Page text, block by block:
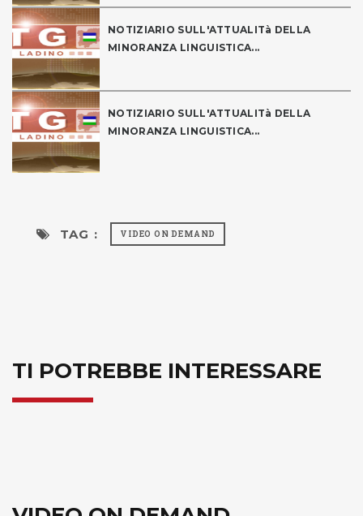
NOTIZIARIO SULL'ATTUALITà DELLA
MINORANZA LINGUISTICA...
NOTIZIARIO SULL'ATTUALITà DELLA
MINORANZA LINGUISTICA...
TAG : VIDEO ON DEMAND
TI POTREBBE INTERESSARE